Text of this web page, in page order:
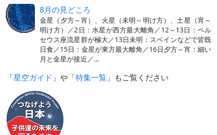
8月の見どころ
金星（夕方～宵）、火星（未明～明け方）、土星（宵～
明け方）／2日：水星が西方最大離角／12～13日：ペル
セウス座流星群が極大／13日未明：スペインなどで皆既
日食／15日：金星が東方最大離角／16日夕方～宵：細い
月と金星が接近／…
「星空ガイド 」や「特集一覧 」もご覧ください